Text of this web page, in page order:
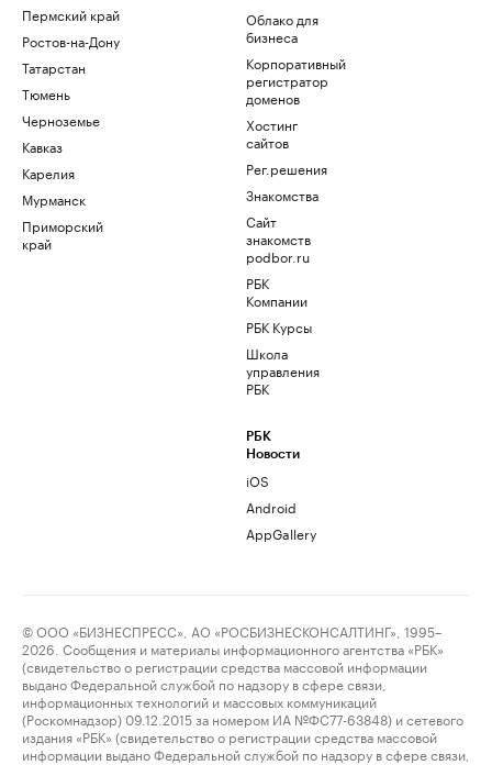
Пермский край
Ростов-на-Дону
Татарстан
Тюмень
Черноземье
Кавказ
Карелия
Мурманск
Приморский
край
Облако для
бизнеса
Корпоративный
регистратор
доменов
Хостинг
сайтов
Рег.решения
Знакомства
Сайт
знакомств
podbor.ru
РБК
Компании
РБК Курсы
Школа
управления
РБК
РБК
Новости
iOS
Android
AppGallery
© ООО «БИЗНЕСПРЕСС», АО «РОСБИЗНЕСКОНСАЛТИНГ», 1995–
2026. Сообщения и материалы информационного агентства «РБК»
(свидетельство о регистрации средства массовой информации
выдано Федеральной службой по надзору в сфере связи,
информационных технологий и массовых коммуникаций
(Роскомнадзор) 09.12.2015 за номером ИА №ФС77-63848) и сетевого
издания «РБК» (свидетельство о регистрации средства массовой
информации выдано Федеральной службой по надзору в сфере связи,